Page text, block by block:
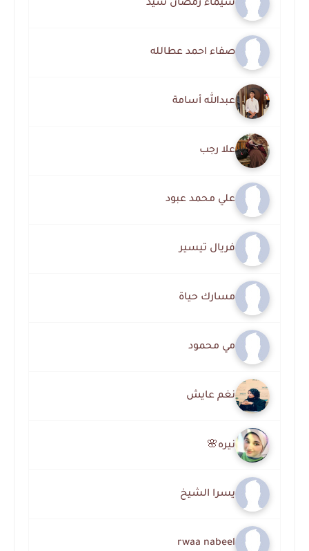
شيماء رمضان سيد
صفاء احمد عطالله
عبدالله أسامة
علا رجب
علي محمد عبود
فريال تيسير
مسارك حياة
مي محمود
نغم عايش
نيره🌸
يسرا الشيخ
rwaa nabeel